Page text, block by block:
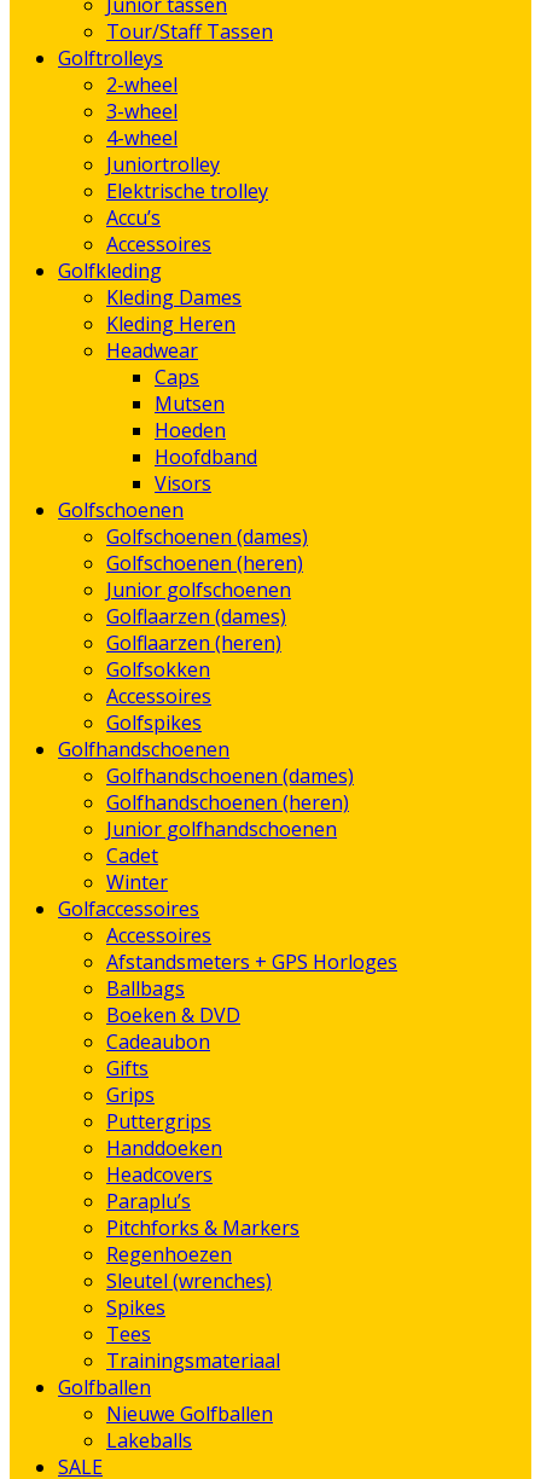
Tour/Staff Tassen
Golftrolleys
2-wheel
3-wheel
4-wheel
Juniortrolley
Elektrische trolley
Accu’s
Accessoires
Golfkleding
Kleding Dames
Kleding Heren
Headwear
Caps
Mutsen
Hoeden
Hoofdband
Visors
Golfschoenen
Golfschoenen (dames)
Golfschoenen (heren)
Junior golfschoenen
Golflaarzen (dames)
Golflaarzen (heren)
Golfsokken
Accessoires
Golfspikes
Golfhandschoenen
Golfhandschoenen (dames)
Golfhandschoenen (heren)
Junior golfhandschoenen
Cadet
Winter
Golfaccessoires
Accessoires
Afstandsmeters + GPS Horloges
Ballbags
Boeken & DVD
Cadeaubon
Gifts
Grips
Puttergrips
Handdoeken
Headcovers
Paraplu’s
Pitchforks & Markers
Regenhoezen
Sleutel (wrenches)
Spikes
Tees
Trainingsmateriaal
Golfballen
Nieuwe Golfballen
Lakeballs
SALE